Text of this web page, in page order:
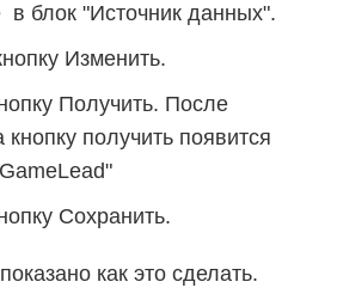
в блок "Источник данных".
Изменить.
Получить. После
кнопку получить появится
Сохранить.
как это сделать.